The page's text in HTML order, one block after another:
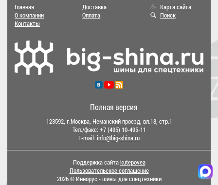
Главная
О компании
Контакты
Доставка
Оплата
Карта сайта
Поиск
Полная версия
123592, г.Москва, Неманский проезд, вл.18, стр.1
Тел./факс:+7 (495) 10-495-11
E-mail:info@big-shina.ru
Поддержка сайтаkutepovea
Пользовательское соглашение
2026 © Иннорус - шины для спецтехники